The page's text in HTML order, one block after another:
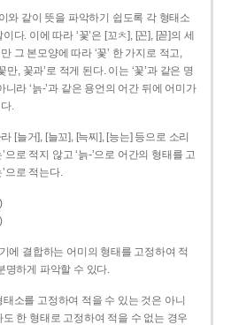
와 같이 뜻을 파악하기 쉽도록 각 형태소
다. 이에 따라 ‘꽃’은 [꼬ㅊ], [꼰], [꼳]의 세
그 본모양에 따라 ‘꽃’ 한 가지로 적고,
만, 꽃과’로 적게 된다. 이는 ‘꽃’과 같은 명
라 ‘늙-’과 같은 용언의 어간 뒤에 어미가
.
[늘거], [늘꼬], [늑찌], [능는] 등으로 소리
으로 적지 않고 ‘늙-’으로 어간의 형태를 고
으로 적는다.
에 결합하는 어미의 형태를 고정하여 적
명하게 파악할 수 있다.
소를 고정하여 적을 수 있는 것은 아니
한 형태로 고정하여 적을 수 없는 경우